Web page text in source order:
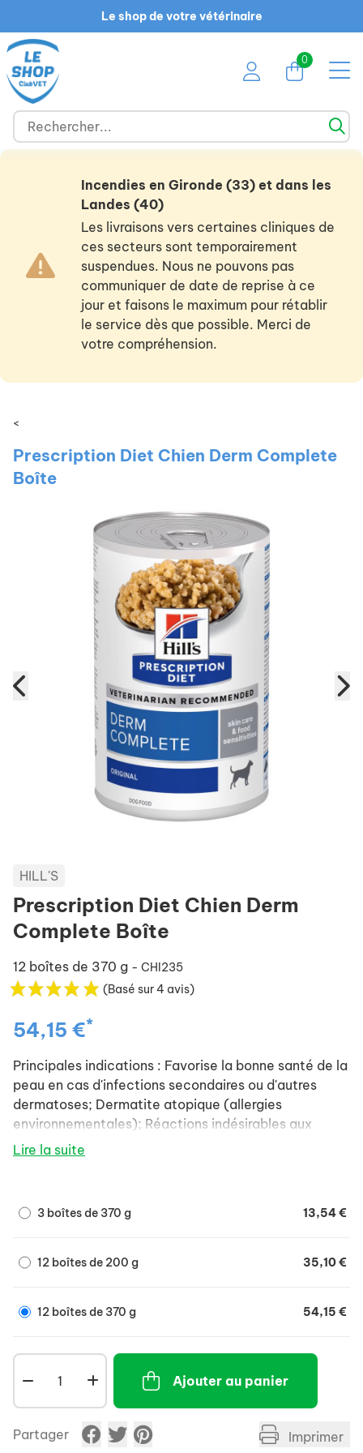
Le shop de votre vétérinaire
0
Incendies en Gironde (33) et dans les
Landes (40)
Les livraisons vers certaines cliniques de
ces secteurs sont temporairement
suspendues. Nous ne pouvons pas
communiquer de date de reprise à ce
jour et faisons le maximum pour rétablir
le service dès que possible. Merci de
votre compréhension.
<
Prescription Diet Chien Derm Complete
Boîte
HILL'S
Prescription Diet Chien Derm
Complete Boîte
12 boîtes de 370 g - CHI235
(Basé sur 4 avis)
54,15 €*
Principales indications : Favorise la bonne santé de la
peau en cas d'infections secondaires ou d'autres
dermatoses; Dermatite atopique (allergies
environnementales); Réactions indésirables aux
aliments excepté allergie connue à l'œuf; Dermatite
Alimentation pour chien en boîte pour prendre en
alimentaires. Nutrition cliniquement prouvée pour
favoriser la cicatrisation et la bonne santé de la
Lire la suite
3 boîtes de 370 g 13,54 €
12 boîtes de 200 g 35,10 €
12 boîtes de 370 g 54,15 €
Ajouter au panier
Partager Imprimer